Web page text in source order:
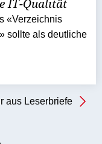
IT-Qualität
«Verzeichnis
sollte als deutliche
aus Leserbriefe